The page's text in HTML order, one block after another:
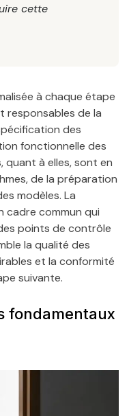
cette
à chaque étape
responsables de la
des
fonctionnelle des
quant à elles, sont en
de la préparation
modèles. La
cadre commun qui
points de contrôle
la qualité des
et la conformité
suivante.
fondamentaux